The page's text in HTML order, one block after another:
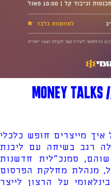
MONEY TALKS
10:00 פאנל איך מייצרים חופש כלכלי
רגב בשיחה עם ליבנת
סמנכ"לית חדשנות
מנהלת מחלקת הפרסום
על הרצון לייצר